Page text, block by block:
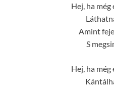
Hej, ha még
Amint
S
Hej, ha még